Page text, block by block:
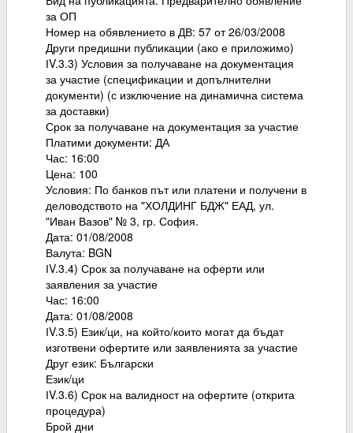
за ОП
Номер на обявлението в ДВ: 57 от 26/03/2008
Други предишни публикации (ако е приложимо)
ІV.3.3) Условия за получаване на документация
за участие (спецификации и допълнителни
документи) (с изключение на динамична система
за доставки)
Срок за получаване на документация за участие
Платими документи: ДА
Час: 16:00
Цена: 100
Условия: По банков път или платени и получени в
деловодството на "ХОЛДИНГ БДЖ" ЕАД, ул.
"Иван Вазов" № 3, гр. София.
Дата: 01/08/2008
Валута: BGN
ІV.3.4) Срок за получаване на оферти или
заявления за участие
Час: 16:00
Дата: 01/08/2008
ІV.3.5) Език/ци, на който/които могат да бъдат
изготвени офертите или заявленията за участие
Друг език: Български
Език/ци
ІV.3.6) Срок на валидност на офертите (открита
процедура)
Брой дни